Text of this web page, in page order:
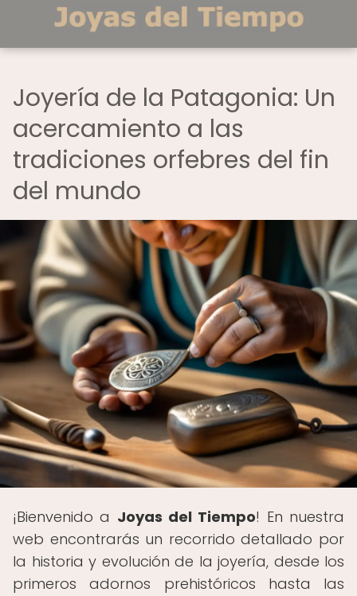
Joyería de la Patagonia: Un
acercamiento a las
tradiciones orfebres del fin
del mundo
¡Bienvenido a Joyas del Tiempo! En nuestra
web encontrarás un recorrido detallado por
la historia y evolución de la joyería, desde los
primeros adornos prehistóricos hasta las